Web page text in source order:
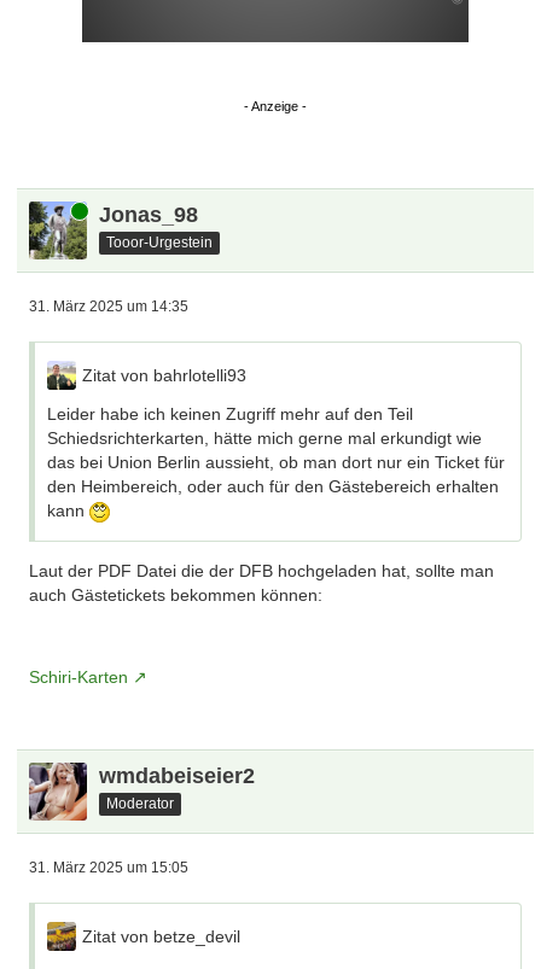
Online Jonas_98
Tooor-Urgestein
31. März 2025 um 14:35
Zitat von bahrlotelli93
Leider habe ich keinen Zugriff mehr auf den Teil
Schiedsrichterkarten, hätte mich gerne mal erkundigt wie
das bei Union Berlin aussieht, ob man dort nur ein Ticket für
den Heimbereich, oder auch für den Gästebereich erhalten
kann
Laut der PDF Datei die der DFB hochgeladen hat, sollte man
auch Gästetickets bekommen können:
Schiri-Karten
wmdabeiseier2
Moderator
31. März 2025 um 15:05
Zitat von betze_devil